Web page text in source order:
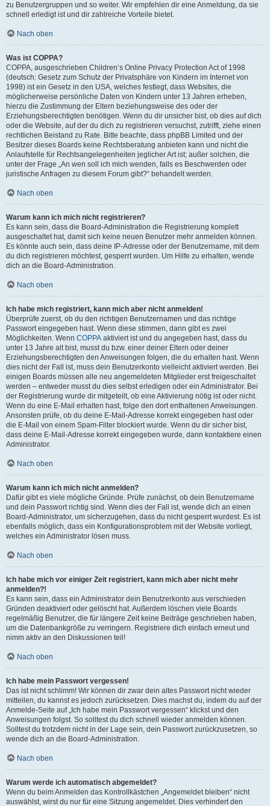
zu Benutzergruppen und so weiter. Wir empfehlen dir eine Anmeldung, da sie
schnell erledigt ist und dir zahlreiche Vorteile bietet.
Nach oben
Was ist COPPA?
COPPA, ausgeschrieben Children’s Online Privacy Protection Act of 1998
(deutsch: Gesetz zum Schutz der Privatsphäre von Kindern im Internet von
1998) ist ein Gesetz in den USA, welches festlegt, dass Websites, die
möglicherweise persönliche Daten von Kindern unter 13 Jahren erheben,
hierzu die Zustimmung der Eltern beziehungsweise des oder der
Erziehungsberechtigten benötigen. Wenn du dir unsicher bist, ob dies auf dich
oder die Website, auf der du dich zu registrieren versuchst, zutrifft, ziehe einen
rechtlichen Beistand zu Rate. Bitte beachte, dass phpBB Limited und der
Besitzer dieses Boards keine Rechtsberatung anbieten kann und nicht die
Anlaufstelle für Rechtsangelegenheiten jeglicher Art ist; außer solchen, die
unter der Frage „An wen soll ich mich wenden, falls es Beschwerden oder
juristische Anfragen zu diesem Forum gibt?“ behandelt werden.
Nach oben
Warum kann ich mich nicht registrieren?
Es kann sein, dass die Board-Administration die Registrierung komplett
ausgeschaltet hat, damit sich keine neuen Benutzer mehr anmelden können.
Es könnte auch sein, dass deine IP-Adresse oder der Benutzername, mit dem
du dich registrieren möchtest, gesperrt wurden. Um Hilfe zu erhalten, wende
dich an die Board-Administration.
Nach oben
Ich habe mich registriert, kann mich aber nicht anmelden!
Überprüfe zuerst, ob du den richtigen Benutzernamen und das richtige
Passwort eingegeben hast. Wenn diese stimmen, dann gibt es zwei
Möglichkeiten. Wenn COPPA aktiviert ist und du angegeben hast, dass du
unter 13 Jahre alt bist, musst du bzw. einer deiner Eltern oder deiner
Erziehungsberechtigten den Anweisungen folgen, die du erhalten hast. Wenn
dies nicht der Fall ist, muss dein Benutzerkonto vielleicht aktiviert werden. Bei
einigen Boards müssen alle neu angemeldeten Mitglieder erst freigeschaltet
werden – entweder musst du dies selbst erledigen oder ein Administrator. Bei
der Registrierung wurde dir mitgeteilt, ob eine Aktivierung nötig ist oder nicht.
Wenn du eine E-Mail erhalten hast, folge den dort enthaltenen Anweisungen.
Ansonsten prüfe, ob du deine E-Mail-Adresse korrekt eingegeben hast oder
die E-Mail von einem Spam-Filter blockiert wurde. Wenn du dir sicher bist,
dass deine E-Mail-Adresse korrekt eingegeben wurde, dann kontaktiere einen
Administrator.
Nach oben
Warum kann ich mich nicht anmelden?
Dafür gibt es viele mögliche Gründe. Prüfe zunächst, ob dein Benutzername
und dein Passwort richtig sind. Wenn dies der Fall ist, wende dich an einen
Board-Administrator, um sicherzugehen, dass du nicht gesperrt wurdest. Es ist
ebenfalls möglich, dass ein Konfigurationsproblem mit der Website vorliegt,
welches ein Administrator lösen muss.
Nach oben
Ich habe mich vor einiger Zeit registriert, kann mich aber nicht mehr
anmelden?!
Es kann sein, dass ein Administrator dein Benutzerkonto aus verschieden
Gründen deaktiviert oder gelöscht hat. Außerdem löschen viele Boards
regelmäßig Benutzer, die für längere Zeit keine Beiträge geschrieben haben,
um die Datenbankgröße zu verringern. Registriere dich einfach erneut und
nimm aktiv an den Diskussionen teil!
Nach oben
Ich habe mein Passwort vergessen!
Das ist nicht schlimm! Wir können dir zwar dein altes Passwort nicht wieder
mitteilen, du kannst es jedoch zurücksetzen. Dies machst du, indem du auf der
Anmelde-Seite auf „Ich habe mein Passwort vergessen“ klickst und den
Anweisungen folgst. So solltest du dich schnell wieder anmelden können.
Solltest du trotzdem nicht in der Lage sein, dein Passwort zurückzusetzen, so
wende dich an die Board-Administration.
Nach oben
Warum werde ich automatisch abgemeldet?
Wenn du beim Anmelden das Kontrollkästchen „Angemeldet bleiben“ nicht
auswählst, wirst du nur für eine Sitzung angemeldet. Dies verhindert den